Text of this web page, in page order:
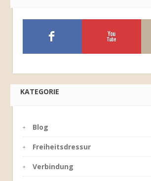
KATEGORIE
Blog
Freiheitsdressur
Verbindung